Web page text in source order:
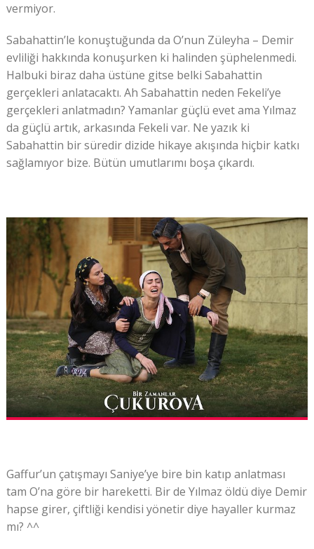
vermiyor.
Sabahattin’le konuştuğunda da O’nun Züleyha – Demir
evliliği hakkında konuşurken ki halinden şüphelenmedi.
Halbuki biraz daha üstüne gitse belki Sabahattin
gerçekleri anlatacaktı. Ah Sabahattin neden Fekeli’ye
gerçekleri anlatmadın? Yamanlar güçlü evet ama Yılmaz
da güçlü artık, arkasında Fekeli var. Ne yazık ki
Sabahattin bir süredir dizide hikaye akışında hiçbir katkı
sağlamıyor bize. Bütün umutlarımı boşa çıkardı.
Gaffur’un çatışmayı Saniye’ye bire bin katıp anlatması
tam O’na göre bir hareketti. Bir de Yılmaz öldü diye Demir
hapse girer, çiftliği kendisi yönetir diye hayaller kurmaz
mı? ^^